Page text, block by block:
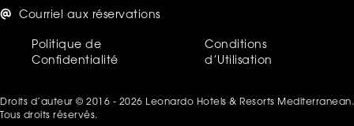
Courriel aux réservations
Droits d’auteur © 2016 - 2026 Leonardo Hotels & Resorts Mediterranean.
Tous droits réservés.
Politique de
Confidentialité
Conditions
d’Utilisation